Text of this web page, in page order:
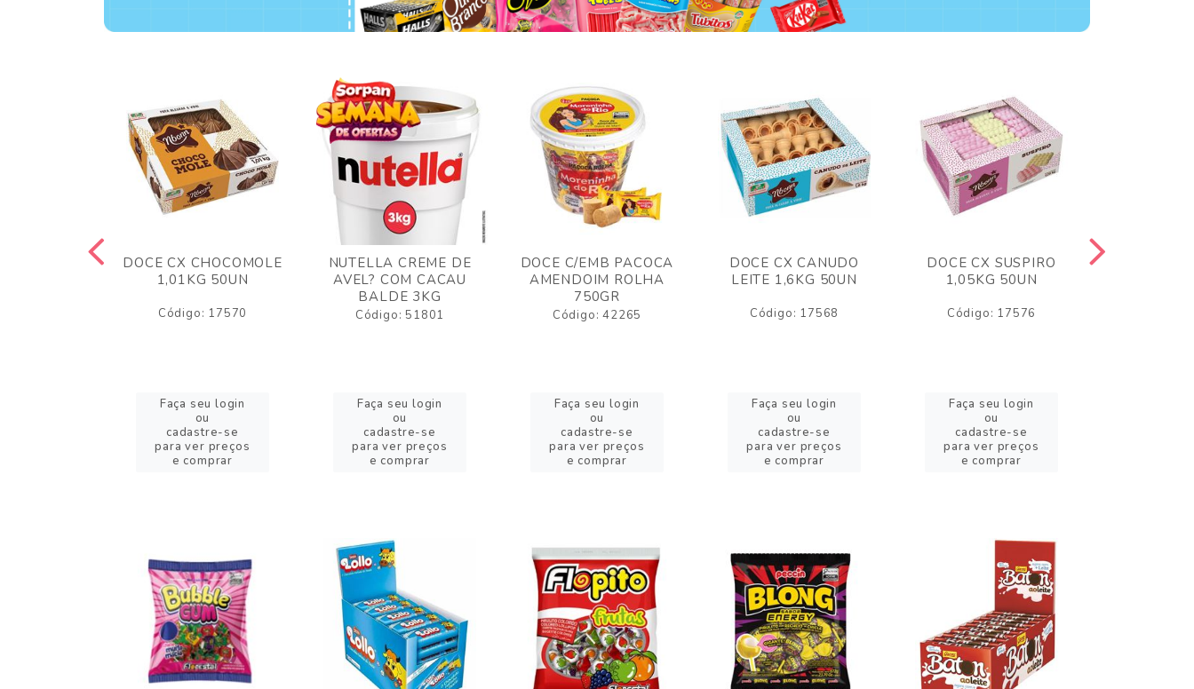
DOCE CX CHOCOMOLE
1,01KG 50UN
Código: 17570
Faça seu login
ou
cadastre-se
para ver preços
e comprar
NUTELLA CREME DE
AVEL? COM CACAU
BALDE 3KG
Código: 51801
Faça seu login
ou
cadastre-se
para ver preços
e comprar
DOCE C/EMB PACOCA
AMENDOIM ROLHA
750GR
Código: 42265
Faça seu login
ou
cadastre-se
para ver preços
e comprar
DOCE CX CANUDO
LEITE 1,6KG 50UN
Código: 17568
Faça seu login
ou
cadastre-se
para ver preços
e comprar
DOCE CX SUSPIRO
1,05KG 50UN
Código: 17576
Faça seu login
ou
cadastre-se
para ver preços
e comprar